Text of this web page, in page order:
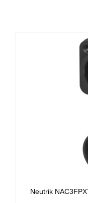
Neutrik